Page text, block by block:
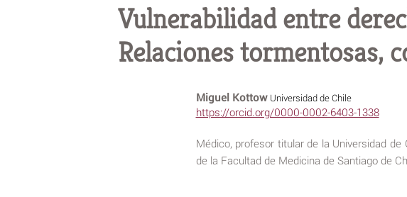
Vulnerabilidad entre
Relaciones tormentosas,
Miguel Kottow Universidad de Chile
https://orcid.org/0000-0002-6403-1338
Médico, profesor titular de la Universidad
de la Facultad de Medicina de Santiago de